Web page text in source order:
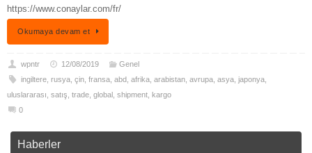
https://www.conaylar.com/fr/
Okumaya devam et
wpntr 12/08/2019
Genel
ingiltere, rusya, çin, fransa, abd afrika, arabistan, avrupa, asya, japonya,
uluslararası satış trade global shipment
kargo
0
Haberler